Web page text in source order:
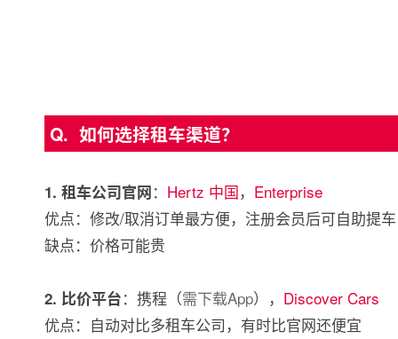
Q. 如何选择租车渠道？
1. 租车公司官网： Hertz 中国， Enterprise
优点：修改/取消订单最方便，注册会员后可自助提车
缺点：价格可能贵
2. 比价平台：携程（需下载App）， Discover Cars
优点：自动对比多租车公司，有时比官网还便宜